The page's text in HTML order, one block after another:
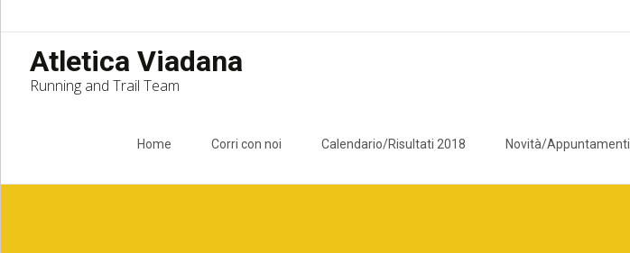
Atletica Viadana
Running and Trail Team
Home Corri con noi Calendario/Risultati 2018 Novità/Appuntamenti